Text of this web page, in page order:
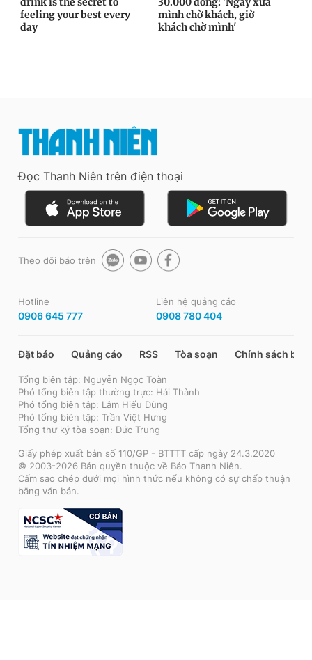
Đọc Thanh Niên trên điện thoại
Theo dõi báo trên
Hotline
0906 645 777
Liên hệ quảng cáo
0908 780 404
Đặt báo Quảng cáo RSS Tòa soạn Chính sách bảo
Tổng biên tập: Nguyễn Ngọc Toàn
Phó tổng biên tập thường trực: Hải Thành
Phó tổng biên tập: Lâm Hiếu Dũng
Phó tổng biên tập: Trần Việt Hưng
Tổng thư ký tòa soạn: Đức Trung
Giấy phép xuất bản số 110/GP - BTTTT cấp ngày 24.3.2020
© 2003-2026 Bản quyền thuộc về Báo Thanh Niên.
Cấm sao chép dưới mọi hình thức nếu không có sự chấp thuận
bằng văn bản.